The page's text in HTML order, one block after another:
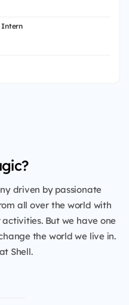
Intern
driven by passionate
all over the world with
But we have one
the world we live in.
Shell.